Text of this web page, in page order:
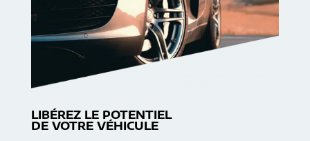
LIBÉREZ LE POTENTIEL
DE VOTRE VÉHICULE